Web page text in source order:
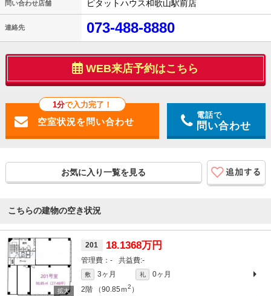
問い合わせ店舗 ピタットハウス和歌山駅前店
連絡先 073-488-8880
WEB来店予約はこちら
1分で入力完了！
電話で
問い合わせ
お気に入り一覧を見る
こちらの建物の空き状況
201 18.1368万円
- -
敷 3ヶ月 礼
0ヶ月
2階
（90.85ｍ2 ）